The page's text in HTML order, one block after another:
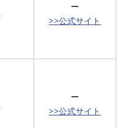
ー
>>公式サイト
ー
>>公式サイト